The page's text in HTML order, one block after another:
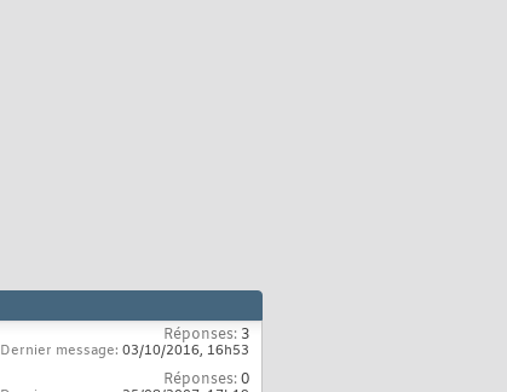
Réponses: 3
Dernier message: 03/10/2016, 16h53
Réponses:0